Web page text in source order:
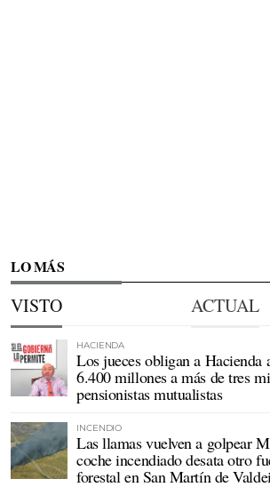
LO MÁS
VISTO ACTUAL
HACIENDA
Los jueces obligan a Hacienda
6.400 millones a más de tres
pensionistas mutualistas
INCENDIO
Las llamas vuelven a golpear
coche incendiado desata otro
forestal en San Martín de